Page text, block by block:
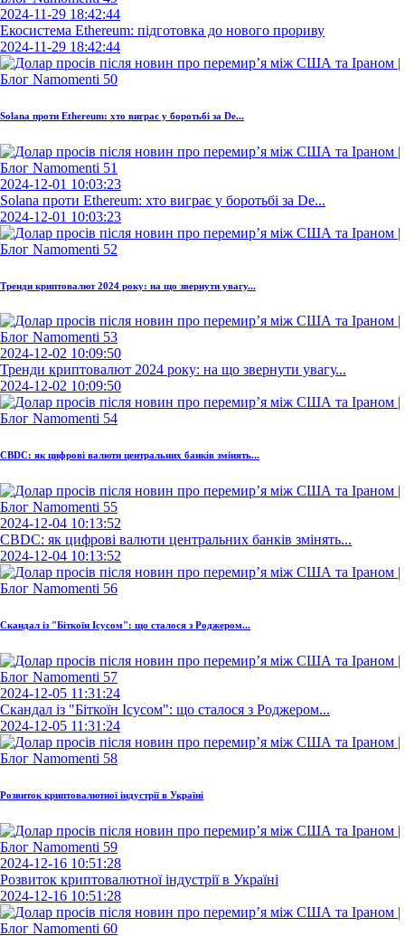
2024-11-29 18:42:44
Екосистема Ethereum: підготовка до нового прориву
2024-11-29 18:42:44
Solana проти Ethereum: хто виграє у боротьбі за De...
2024-12-01 10:03:23
Solana проти Ethereum: хто виграє у боротьбі за De...
2024-12-01 10:03:23
Тренди криптовалют 2024 року: на що звернути увагу...
2024-12-02 10:09:50
Тренди криптовалют 2024 року: на що звернути увагу...
2024-12-02 10:09:50
CBDC: як цифрові валюти центральних банків змінять...
2024-12-04 10:13:52
CBDC: як цифрові валюти центральних банків змінять...
2024-12-04 10:13:52
Скандал із "Біткоїн Ісусом": що сталося з Роджером...
2024-12-05 11:31:24
Скандал із "Біткоїн Ісусом": що сталося з Роджером...
2024-12-05 11:31:24
Розвиток криптовалютної індустрії в Україні
2024-12-16 10:51:28
Розвиток криптовалютної індустрії в Україні
2024-12-16 10:51:28